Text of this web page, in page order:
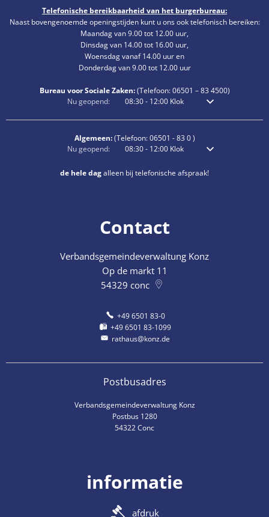
Telefonische bereikbaarheid van het burgerbureau:
Naast bovengenoemde openingstijden kunt u ons ook telefonisch bereiken:
Maandag van 9.00 tot 12.00 uur,
Dinsdag van 14.00 tot 16.00 uur,
Woensdag vanaf 14.00 uur en
Donderdag van 9.00 tot 12.00 uur
Bureau voor Sociale Zaken:(Telefoon:06501 – 834500)
Klik om extra openings- of sluitingstijden te verbergen
Nu geopend: 08:30-12:00Klok Van 8:30 uur tot
Algemeen:(Telefoon:06501 - 83 0)
Klik om extra openings- of sluitingstijden te verbergen
Nu geopend: 08:30-12:00Klok Van 8:30 uur tot
de hele dagalleen bij telefonische afspraak!
Contact
Verbandsgemeindeverwaltung Konz
Op de markt 11
54329 conc
+49 6501 83-0
+49 6501 83-1099
rathaus@konz.de
Postbusadres
Verbandsgemeindeverwaltung Konz
Postbus 1280
54322 Conc
informatie
afdruk